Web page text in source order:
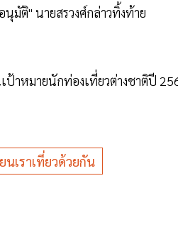
มัติ" นายสรวงศ์กล่าวทิ้งท้าย
ป้าหมายนักท่องเที่ยวต่างชาติปี
นเราเที่ยวด้วยกัน